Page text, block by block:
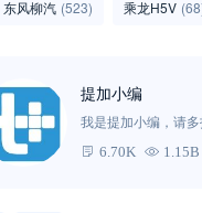
东风柳汽 (523) 乘龙H5V
提加小编
我是提加小编，请多
6.70K 1.15B